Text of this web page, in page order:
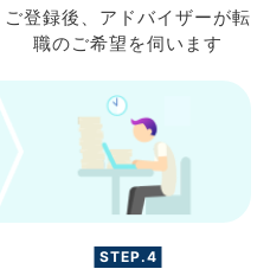
ご登録後、 アドバイザーが転
職のご希望を伺います
STEP.4